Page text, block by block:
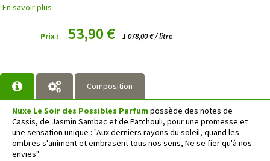
En savoir plus
Prix : 53,90 € 1 078,00 € / litre
Composition
Nuxe Le Soir des Possibles Parfumpossède des notes de
Cassis, de Jasmin Sambac et de Patchouli, pour une promesse et
une sensation unique : "Aux derniers rayons du soleil, quand les
ombres s'animent et embrasent tous nos sens, Ne se fier qu'à nos
envies".